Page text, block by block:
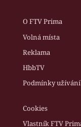
O FTV Prima
Volná místa
Reklama
HbbTV
Podmínky užívání
Cookies
Vlastník FTV